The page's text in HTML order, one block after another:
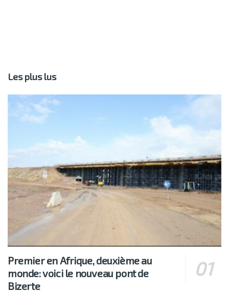
Les plus lus
Premier en Afrique, deuxième au
monde: voici le nouveau pont de
Bizerte